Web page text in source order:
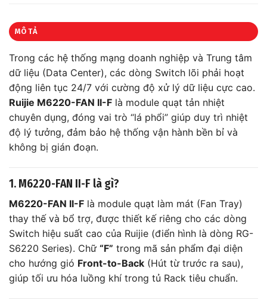
MÔ TẢ
Trong các hệ thống mạng doanh nghiệp và Trung tâm
dữ liệu (Data Center), các dòng Switch lõi phải hoạt
động liên tục 24/7 với cường độ xử lý dữ liệu cực cao.
Ruijie M6220-FAN II-F là module quạt tản nhiệt
chuyên dụng, đóng vai trò “lá phổi” giúp duy trì nhiệt
độ lý tưởng, đảm bảo hệ thống vận hành bền bỉ và
không bị gián đoạn.
1. M6220-FAN II-F là gì?
M6220-FAN II-F là module quạt làm mát (Fan Tray)
thay thế và bổ trợ, được thiết kế riêng cho các dòng
Switch hiệu suất cao của Ruijie (điển hình là dòng RG-
S6220 Series). Chữ “F” trong mã sản phẩm đại diện
cho hướng gió Front-to-Back (Hút từ trước ra sau),
giúp tối ưu hóa luồng khí trong tủ Rack tiêu chuẩn.